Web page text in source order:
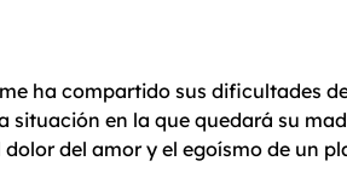
ha compartido sus dificultades
situación en la que quedará su
del amor y el egoísmo de un